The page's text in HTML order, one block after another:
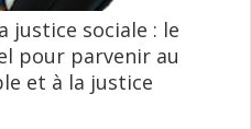
justice sociale : le
pour parvenir au
et à la justice